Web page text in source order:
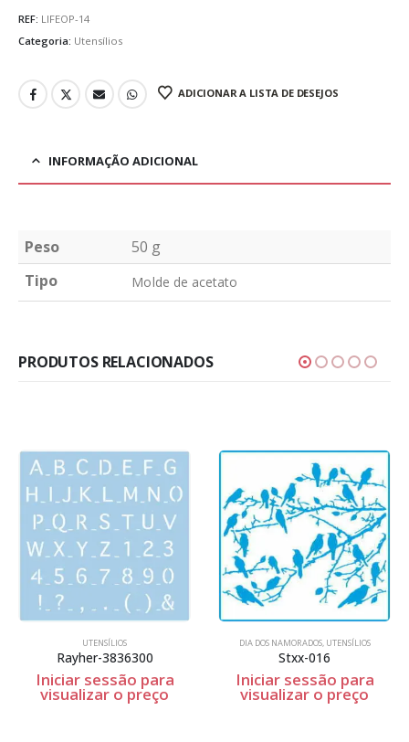
REF: LIFEOP-14
Categoria: Utensílios
ADICIONAR A LISTA DE DESEJOS
INFORMAÇÃO ADICIONAL
Peso
50 g
Tipo
Molde de acetato
PRODUTOS RELACIONADOS
para
DIA DOS NAMORADOS
Stxx-016
Iniciar sessão para
visualizar o preço
UTENSÍLIOS
Iniciar sessão
visualizar o